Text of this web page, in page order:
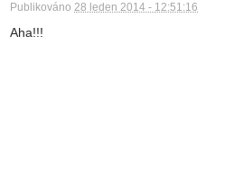
Publikováno28 leden 2014 - 12:51:16
Aha!!!